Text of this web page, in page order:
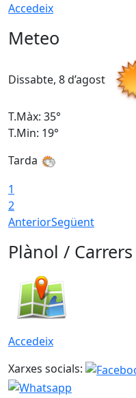
Accedeix
Meteo
Dissabte, 8 d’agost
T.Màx: 35°
T.Min: 19°
Tarda
1
2
AnteriorSegüent
Plànol / Carrers
Accedeix
Xarxes socials: